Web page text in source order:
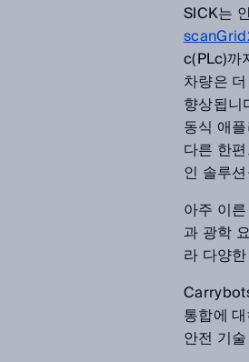
SICK는
c(PLc)까
차량은
향상됩
동식 애
다른 한
인 솔루
아주 이
과 광학
라 다양
통합에
안전 기